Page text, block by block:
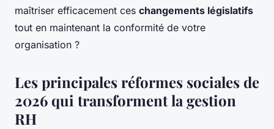
maîtriser efficacement ces changements législatifs
tout en maintenant la conformité de votre
organisation ?
Les principales réformes sociales de
2026 qui transforment la gestion
RH